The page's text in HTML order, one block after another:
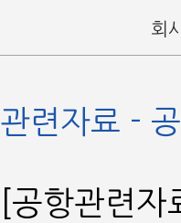
회
관련자료 -
[공항관련